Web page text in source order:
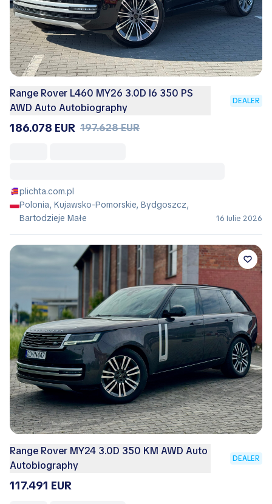
Range Rover L460 MY26 3.0D I6 350 PS
AWD Auto Autobiography
DEALER
186.078 EUR 197.628 EUR
plichta.com.pl
Polonia, Kujawsko-Pomorskie, Bydgoszcz,
Bartodzieje Małe
16 Iulie 2026
Range Rover MY24 3.0D 350 KM AWD Auto
Autobiography
DEALER
117.491 EUR